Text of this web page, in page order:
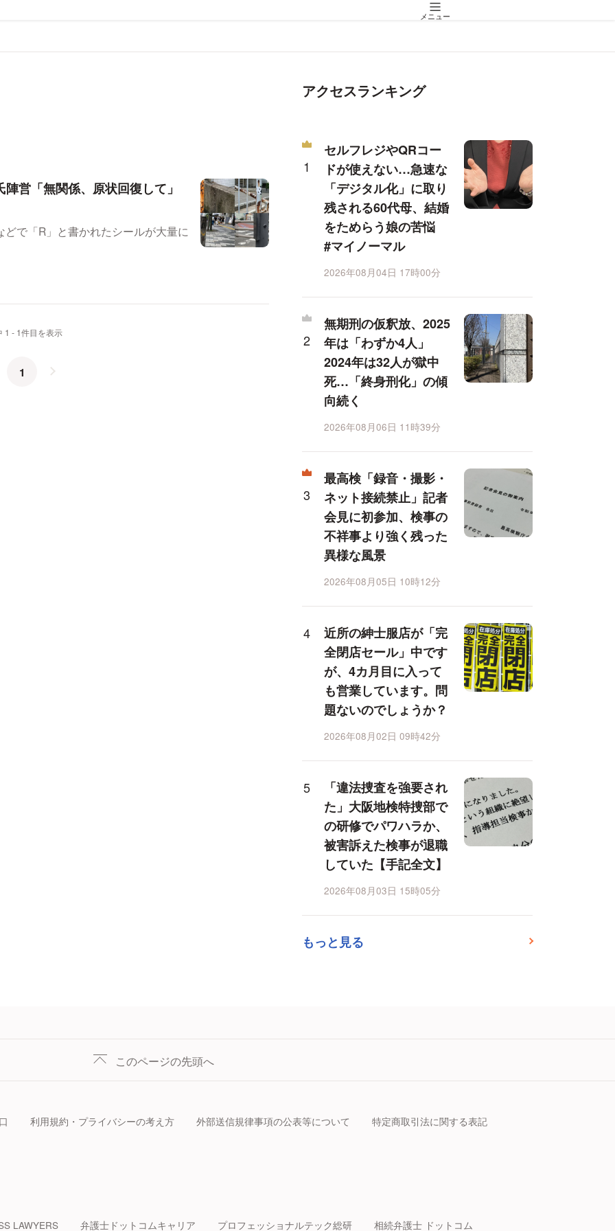
メニュー
営「無関係、原状回復して」
で「R」と書かれたシールが大量に
1 - 1件目を表示
1
アクセスランキング
セルフレジやQRコー
ドが使えない…急速な
「デジタル化」に取り
残される60代母、結婚
をためらう娘の苦悩
#マイノーマル
2026年08月04日 17時00分
無期刑の仮釈放、2025
年は「わずか4人」
2024年は32人が獄中
死…「終身刑化」の傾
向続く
2026年08月06日 11時39分
最高検「録音・撮影・
ネット接続禁止」記者
会見に初参加、検事の
不祥事より強く残った
異様な風景
2026年08月05日 10時12分
近所の紳士服店が「完
全閉店セール」中です
が、4カ月目に入って
も営業しています。問
題ないのでしょうか？
2026年08月02日 09時42分
「違法捜査を強要され
た」大阪地検特捜部で
の研修でパワハラか、
被害訴えた検事が退職
していた【手記全文】
2026年08月03日 15時05分
もっと見る
このページの先頭へ
利用規約・プライバシーの考え方 外部送信規律事項の公表等について 特定商取引法に関する表記
LAWYERS 弁護士ドットコムキャリア プロフェッショナルテック総研 相続弁護士 ドットコム